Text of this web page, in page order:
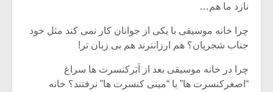
نازد ما هم…
چرا خانه موسیقی با یکی از جوانان کار نمی کند مثل خود
جناب شجریان؟ هم ارزانترند هم بی زبان تر!
چرا در خانه موسیقی بعد از اَبَرکنسرت ها سراغ
“اصغرکنسرت ها” یا “مینی کنسرت ها” نرفتند؟ خانه